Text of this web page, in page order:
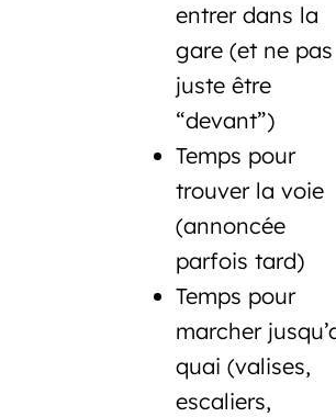
entrer dans la
gare(et ne pas
juste être
“devant”)
Temps pour
trouver la voie
(annoncée
parfois tard)
Temps pour
marcher
quai (valises,
escaliers,